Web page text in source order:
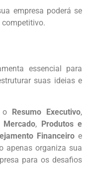
empresa poderá se
competitivo.
essencial para
suas ideias e
o Resumo Executivo,
, Produtos e
Financeiroe
apenas organiza sua
para os desafios